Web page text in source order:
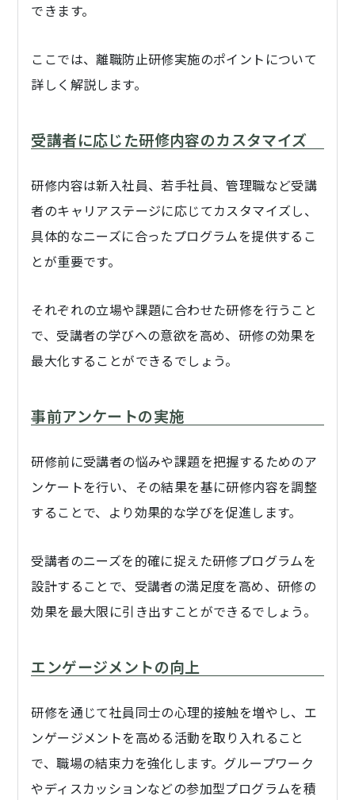
できます。
ここでは、離職防止研修実施のポイントについて
詳しく解説します。
受講者に応じた研修内容のカスタマイズ
研修内容は新入社員、若手社員、管理職など受講
者のキャリアステージに応じてカスタマイズし、
具体的なニーズに合ったプログラムを提供するこ
とが重要です。
それぞれの立場や課題に合わせた研修を行うこと
で、受講者の学びへの意欲を高め、研修の効果を
最大化することができるでしょう。
事前アンケートの実施
研修前に受講者の悩みや課題を把握するためのア
ンケートを行い、その結果を基に研修内容を調整
することで、より効果的な学びを促進します。
受講者のニーズを的確に捉えた研修プログラムを
設計することで、受講者の満足度を高め、研修の
効果を最大限に引き出すことができるでしょう。
エンゲージメントの向上
研修を通じて社員同士の心理的接触を増やし、エ
ンゲージメントを高める活動を取り入れること
で、職場の結束力を強化します。グループワーク
やディスカッションなどの参加型プログラムを積